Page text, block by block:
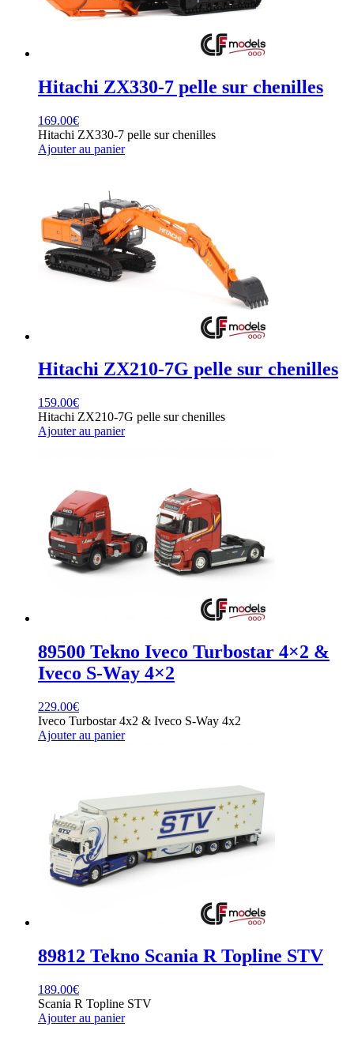
Hitachi ZX330-7 pelle sur chenilles
169.00€
Hitachi ZX330-7 pelle sur chenilles
Ajouter au panier
Hitachi ZX210-7G pelle sur chenilles
159.00€
Hitachi ZX210-7G pelle sur chenilles
Ajouter au panier
89500 Tekno Iveco Turbostar 4×2 &
Iveco S-Way 4×2
229.00€
Iveco Turbostar 4x2 & Iveco S-Way 4x2
Ajouter au panier
89812 Tekno Scania R Topline STV
189.00€
Scania R Topline STV
Ajouter au panier